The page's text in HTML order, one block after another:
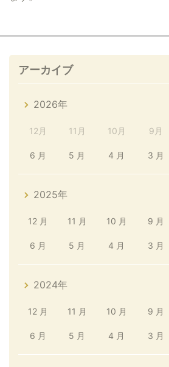
アーカイブ
2026年
12月 11月 10月 9月
6 月 5 月 4 月 3 月
2025年
12 月 11 月 10 月 9 月
6 月 5 月 4 月 3 月
2024年
12 月 11 月 10 月 9 月
6 月 5 月 4 月 3 月